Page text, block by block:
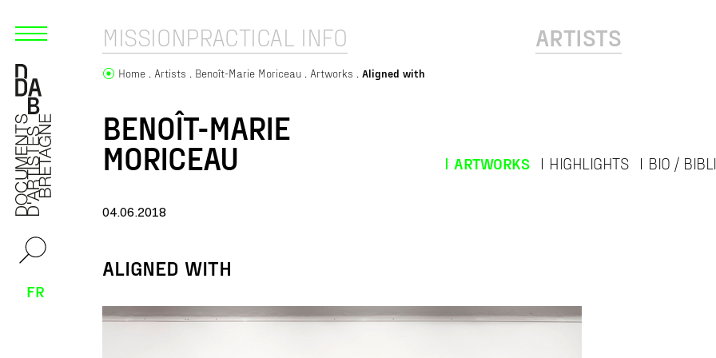
FR
MISSIONPRACTICAL INFO ARTISTS
Home Artists Benoît-Marie Moriceau Artworks Aligned with
BENOÎT-MARIE
MORICEAU ARTWORKS HIGHLIGHTS BIO /
04.06.2018
ALIGNED WITH